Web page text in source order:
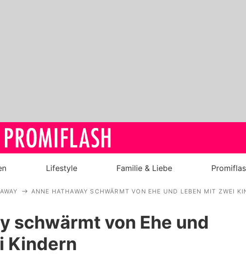
Royals
Stars
Filme & Serien
Lifestyle Familie & Liebe
ANNE HATHAWAY SCHWÄRMT VON EHE UND LEBEN MIT ZWEI
schwärmt von Ehe und
Kindern